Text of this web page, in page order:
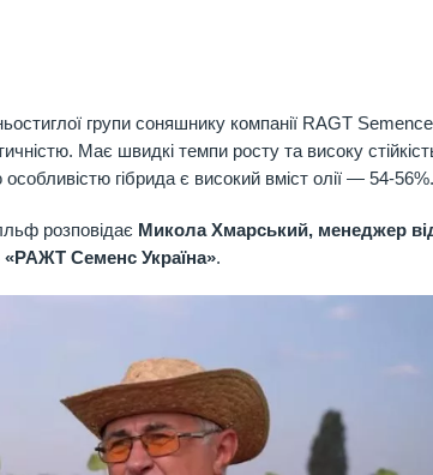
групи соняшнику компанії RAGT
Має швидкі темпи росту та високу
гібрида є високий вміст олії — 54-56%.
розповідає Микола Хмарський, менеджер
«РАЖТ Семенс Україна».